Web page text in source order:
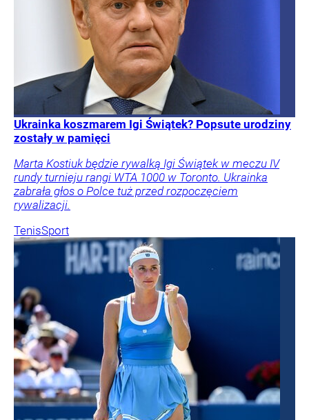
Ukrainka koszmarem Igi Świątek? Popsute urodziny
zostały w pamięci
Marta Kostiuk będzie rywalką Igi Świątek w meczu IV
rundy turnieju rangi WTA 1000 w Toronto. Ukrainka
zabrała głos o Polce tuż przed rozpoczęciem
rywalizacji.
TenisSport